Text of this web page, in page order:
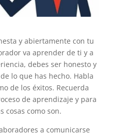
y abiertamente con tu
va aprender de ti y a
debes ser honesto y
lo que has hecho. Habla
de los éxitos. Recuerda
de aprendizaje y para
cosas como son.
a comunicarse